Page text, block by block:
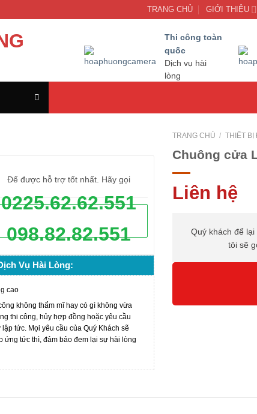
TRANG CHỦ GIỚI THIỆU
Thi công toàn
quốc
Dịch vụ hài
lòng
Để được hỗ trợ tốt nhất. Hãy gọi
0225.62.62.551
098.82.82.551
Vụ Hài Lòng:
cao
không thẩm mĩ hay có gì không vừa
thi công, hủy hợp đồng hoặc yêu cầu
tức. Mọi yêu cầu của Quý Khách sẽ
tức thì, đảm bảo đem lại sự hài lòng
TRANG CHỦ / THIẾT BỊ
Chuông cửa
Liên hệ
Quý khách để
tôi sẽ